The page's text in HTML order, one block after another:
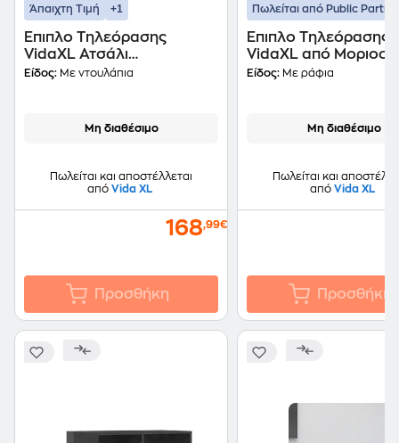
Άπαιχτη Τιμή +1
Έπιπλο Τηλεόρασης
VidaXL Ατσάλι
105x35x50cm - Ανθρακί
Είδος: Με ντουλάπια
Μη διαθέσιμο
Πωλείται και αποστέλλεται
από Vida XL
168,99€
Προσθήκη
Πωλείται από Public
Έπιπλο Τηλεόρασης
VidaXL από
149x30x52 cm - Γκρι
Είδος: Με ράφια
Μη διαθέσιμο
Πωλείται και
από Vida XL
Προσθήκη